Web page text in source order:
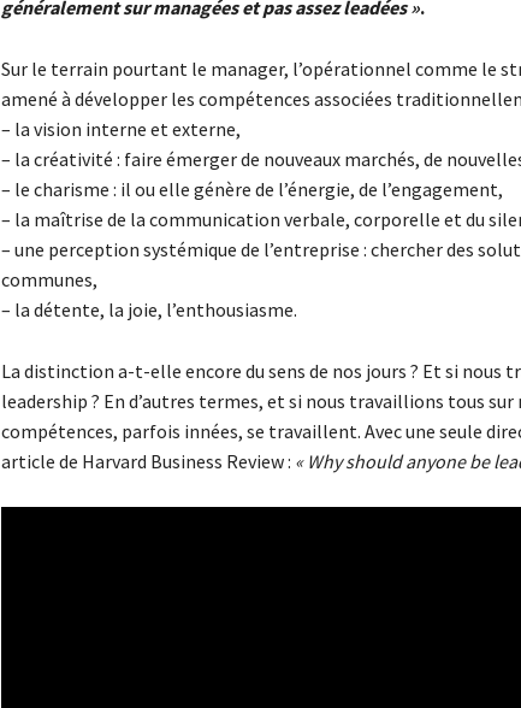
généralement sur managées et pas assez leadées ».
Sur le terrain pourtant le manager, l’opérationnel comme le
amené à développer les compétences associées
– la vision interne et externe,
– la créativité : faire émerger de nouveaux marchés, de
– le charisme : il ou elle génère de l’énergie, de l’engagement,
– la maîtrise de la communication verbale, corporelle et du
– une perception systémique de l’entreprise : chercher des
communes,
– la détente, la joie, l’enthousiasme.
La distinction a-t-elle encore du sens de nos jours ? Et si nous
leadership ? En d’autres termes, et si nous travaillions tous sur
compétences, parfois innées, se travaillent. Avec une seule
article de Harvard Business Review : « Why should anyone be